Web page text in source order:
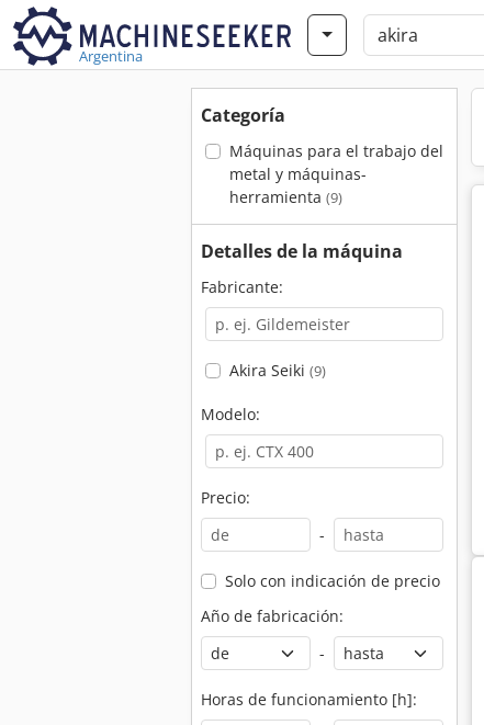
Argentina
Categoría
Máquinas para el trabajo del
metal y máquinas-
herramienta (9)
Detalles de la máquina
Fabricante:
Akira Seiki (9)
Modelo:
Precio:
-
Solo con indicación de precio
Año de fabricación:
-
Horas de funcionamiento [h]: